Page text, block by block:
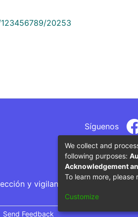
20253
Síguenos
y vigilancia por parte del
Send Feedback
We collect and
following purposes:
Acknowledgement
To learn more, please
Customize